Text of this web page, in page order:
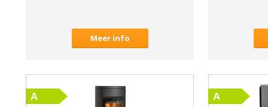
Meer info